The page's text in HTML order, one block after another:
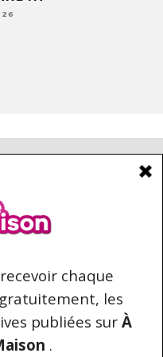
CONTACT
D'AUTEUR
2021 TOUS DROITS